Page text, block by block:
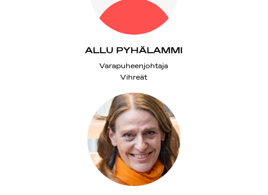
ALLU PYHÄLAMMI
Varapuheenjohtaja
Vihreät